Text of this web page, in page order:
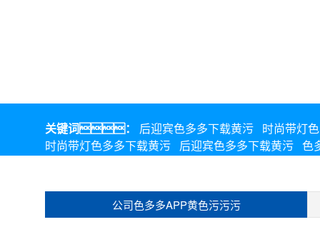
关键词： 后迎宾色多多下载黄污 时尚带灯
时尚带灯色多多下载黄污 后迎宾色多多下载黄污 色
公司色多多APP黄色污污污